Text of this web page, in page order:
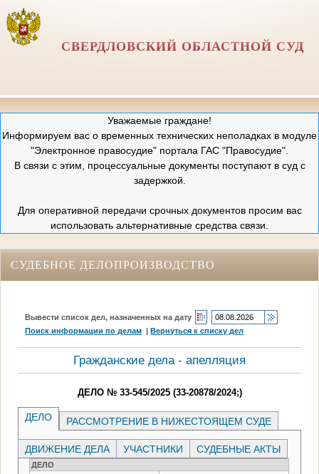
СВЕРДЛОВСКИЙ ОБЛАСТНОЙ СУД
Уважаемые граждане!
Информируем вас о временных технических неполадках в модуле
"Электронное правосудие" портала ГАС "Правосудие".
В связи с этим, процессуальные документы поступают в суд с
задержкой.
Для оперативной передачи срочных документов просим вас
использовать альтернативные средства связи.
СУДЕБНОЕ ДЕЛОПРОИЗВОДСТВО
Вывести список дел, назначенных на дату
Поиск информации по делам |Вернуться к списку дел
Гражданские дела - апелляция
ДЕЛО № 33-545/2025 (33-20878/2024;)
ДЕЛО РАССМОТРЕНИЕ В НИЖЕСТОЯЩЕМ СУДЕ
ДВИЖЕНИЕ ДЕЛА УЧАСТНИКИ СУДЕБНЫЕ АКТЫ
ДЕЛО